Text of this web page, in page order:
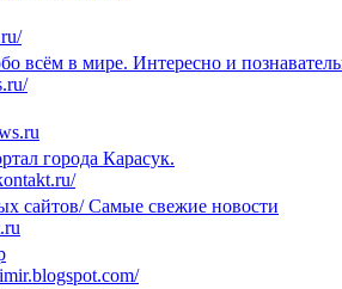
всём в мире. Интересно и
города Карасук.
сайтов/ Самые свежие новости